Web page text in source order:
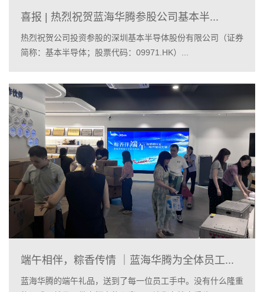
喜报 | 热烈祝贺蓝海华腾参股公司基本半...
热烈祝贺公司投资参股的深圳基本半导体股份有限公司（证券
简称：基本半导体；股票代码：09971.HK）...
端午相伴，粽香传情 ｜蓝海华腾为全体员工...
蓝海华腾的端午礼品，送到了每一位员工手中。没有什么隆重